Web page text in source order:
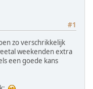
#1
zo verschrikkelijk
weekenden extra
een goede kans